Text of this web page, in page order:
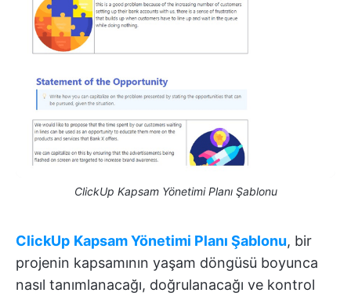
ClickUp Kapsam Yönetimi Planı Şablonu
ClickUp Kapsam Yönetimi Planı Şablonu, bir
projenin kapsamının yaşam döngüsü boyunca
nasıl tanımlanacağı, doğrulanacağı ve kontrol